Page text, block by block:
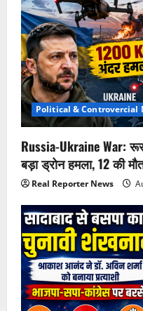
Political & Controvercial
Russia-Ukraine War:
बड़ा ड्रोन हमला, 12 की
Real Reporter News